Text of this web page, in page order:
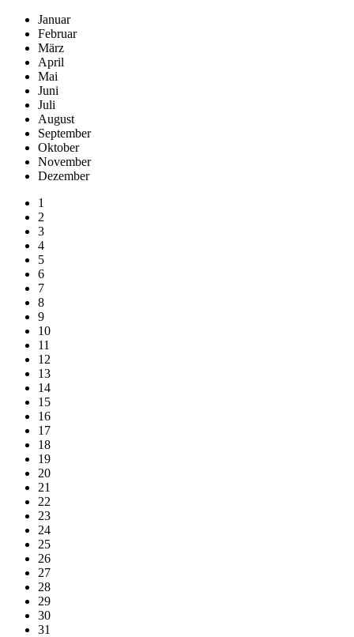
Januar
Februar
März
April
Mai
Juni
Juli
August
September
Oktober
November
Dezember
1
2
3
4
5
6
7
8
9
10
11
12
13
14
15
16
17
18
19
20
21
22
23
24
25
26
27
28
29
30
31